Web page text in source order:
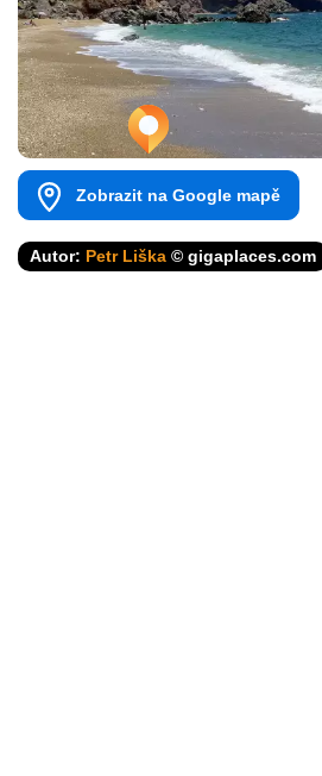
Zobrazit na Google mapě
Autor: Petr Liška © gigaplaces.com